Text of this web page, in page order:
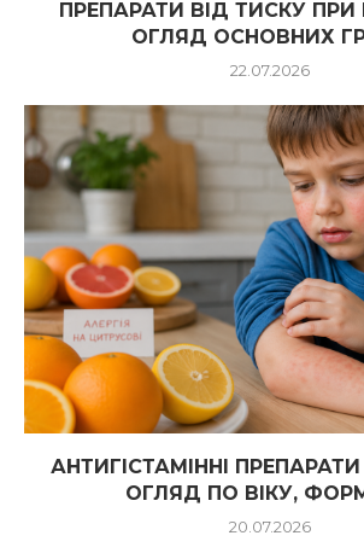
ПРЕПАРАТИ ВІД ТИСКУ ПРИ
ОГЛЯД ОСНОВНИХ
22.07.2026
АНТИГІСТАМІННІ
ОГЛЯД ПО ВІКУ,
20.07.2026